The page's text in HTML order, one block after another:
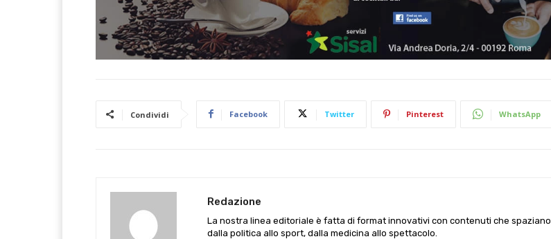
Condividi Facebook Twitter Pinterest WhatsApp
Redazione
La nostra linea editoriale è fatta di format innovativi con contenuti che spaziano
dalla politica allo sport, dalla medicina allo spettacolo.